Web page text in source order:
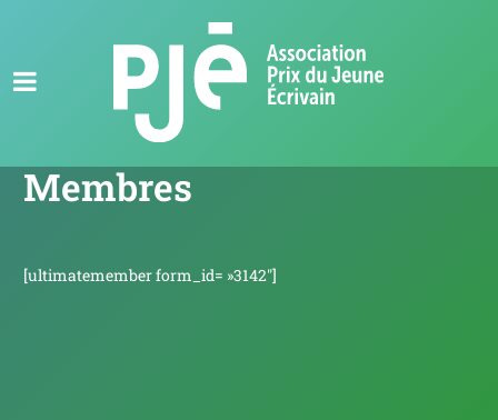
Membres
[ultimatemember form_id= »3142″]